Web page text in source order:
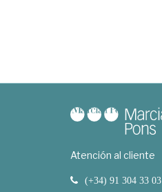
Atención al cliente
(+34) 91 304 33 03